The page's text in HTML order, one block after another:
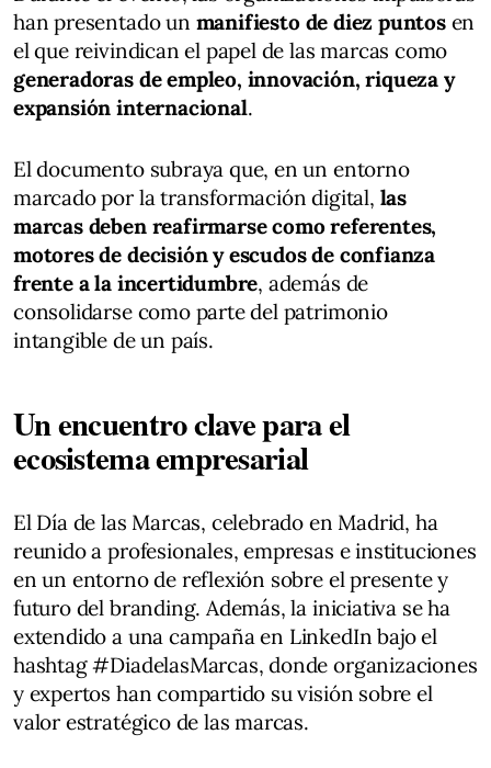
han presentado un manifiesto de diez puntosen
el que reivindican el papel de las marcas como
generadoras de empleo, innovación, riqueza y
expansión internacional.
El documento subraya que, en un entorno
marcado por la transformación digital, las
marcas deben reafirmarse como referentes,
motores de decisión y escudos de confianza
frente a la incertidumbre, además de
consolidarse como parte del patrimonio
intangible de un país.
Un encuentro clave para el
ecosistema empresarial
El Día de las Marcas, celebrado en Madrid, ha
reunido a profesionales, empresas e instituciones
en un entorno de reflexión sobre el presente y
futuro del branding. Además, la iniciativa se ha
extendido a una campaña en LinkedIn bajo el
hashtag #DiadelasMarcas, donde organizaciones
y expertos han compartido su visión sobre el
valor estratégico de las marcas.